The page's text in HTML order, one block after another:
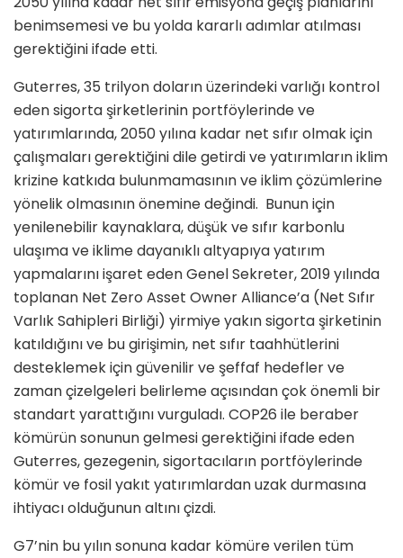
benimsemesi ve bu yolda kararlı adımlar atılması
gerektiğini ifade etti.
Guterres, 35 trilyon doların üzerindeki varlığı kontrol
eden sigorta şirketlerinin portföylerinde ve
yatırımlarında, 2050 yılına kadar net sıfır olmak için
çalışmaları gerektiğini dile getirdi ve yatırımların iklim
krizine katkıda bulunmamasının ve iklim çözümlerine
yönelik olmasının önemine değindi. Bunun için
yenilenebilir kaynaklara, düşük ve sıfır karbonlu
ulaşıma ve iklime dayanıklı altyapıya yatırım
yapmalarını işaret eden Genel Sekreter, 2019 yılında
toplanan Net Zero Asset Owner Alliance’a (Net Sıfır
Varlık Sahipleri Birliği) yirmiye yakın sigorta şirketinin
katıldığını ve bu girişimin, net sıfır taahhütlerini
desteklemek için güvenilir ve şeffaf hedefler ve
zaman çizelgeleri belirleme açısından çok önemli bir
standart yarattığını vurguladı. COP26 ile beraber
kömürün sonunun gelmesi gerektiğini ifade eden
Guterres, gezegenin, sigortacıların portföylerinde
kömür ve fosil yakıt yatırımlardan uzak durmasına
ihtiyacı olduğunun altını çizdi.
G7’nin bu yılın sonuna kadar kömüre verilen tüm